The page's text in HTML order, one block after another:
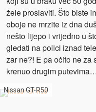
žele proslaviti. Što biste
oboje ne mrzite iz dna
nešto lijepo i vrijedno u
gledati na polici iznad
zar ne?! E pa očito ne za
krenuo drugim
Nissan GT-R50